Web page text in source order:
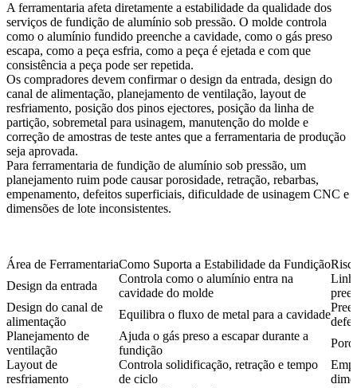
A ferramentaria afeta diretamente a estabilidade da qualidade dos
serviços de fundição de alumínio sob pressão. O molde controla
como o alumínio fundido preenche a cavidade, como o gás preso
escapa, como a peça esfria, como a peça é ejetada e com que
consistência a peça pode ser repetida.
Os compradores devem confirmar o design da entrada, design do
canal de alimentação, planejamento de ventilação, layout de
resfriamento, posição dos pinos ejectores, posição da linha de
partição, sobremetal para usinagem, manutenção do molde e
correção de amostras de teste antes que a ferramentaria de produção
seja aprovada.
Para ferramentaria de fundição de alumínio sob pressão, um
planejamento ruim pode causar porosidade, retração, rebarbas,
empenamento, defeitos superficiais, dificuldade de usinagem CNC e
dimensões de lote inconsistentes.
Área de FerramentariaComo Suporta a Estabilidade da Fundição
Design da entrada
Controla como o alumínio entra na
cavidade do molde
Design do canal de
alimentação
Equilibra o fluxo de metal para a cavidade
Planejamento de
ventilação
Ajuda o gás preso a escapar durante a
fundição
Layout de
resfriamento
Controla solidificação, retração e tempo
de ciclo